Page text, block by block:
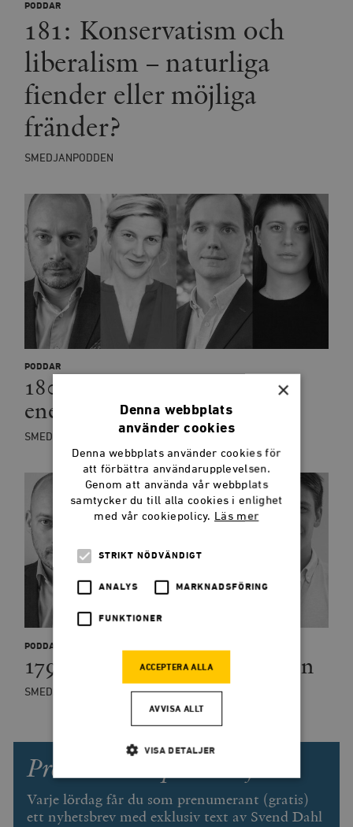
PODDAR
181: Konservatism och
liberalism – naturliga
fiender eller möjliga
fränder?
SMEDJANPODDEN
PODDAR
180: Den europeiska
energikrisen
SMEDJANPODDEN
PODDAR
179: Arvet efter Stefan Löfven
SMEDJANPODDEN
Prenumerera på Smedjan!
Varje lördag får du som prenumerant (gratis)
ett nyhetsbrev med exklusiv text av Svend Dahl
×
Denna webbplats
använder cookies
Denna webbplats använder cookies för
att förbättra användarupplevelsen.
Genom att använda vår webbplats
samtycker du till alla cookies i enlighet
med vår cookiepolicy. Läs mer
STRIKT NÖDVÄNDIGT
ANALYS MARKNADSFÖRING
FUNKTIONER
ACCEPTERA ALLA
AVVISA ALLT
VISA DETALJER
Strikt nödvändigt